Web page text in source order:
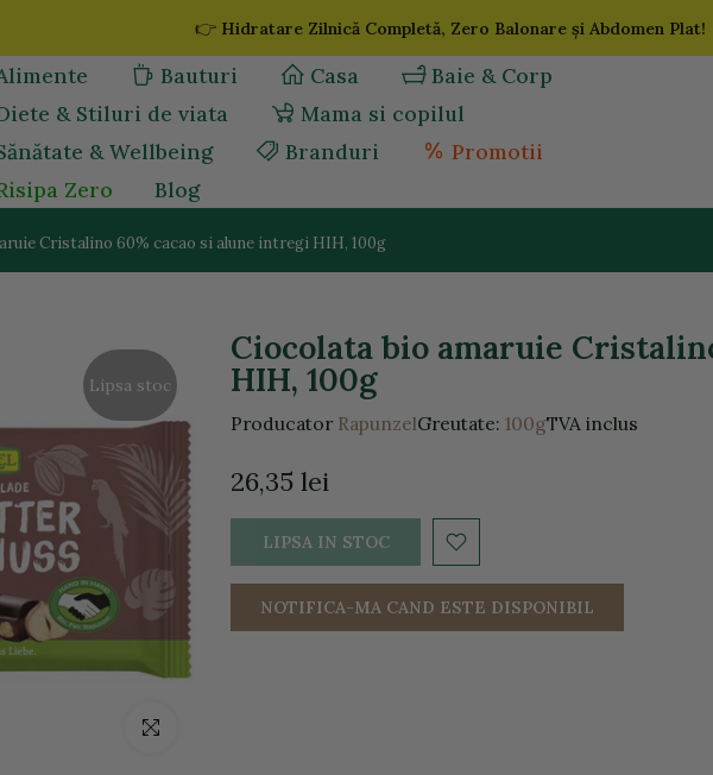
👉 Hidratare Zilnică Completă, Zero Balonare și Abdomen Plat!
Bauturi Casa
Baie & Corp
& Stiluri de viata
Mama si copilul
& Wellbeing
Branduri
Promotii
Zero
Blog
Cristalino 60% cacao si alune intregi HIH, 100g
Lipsa stoc
Click pentru a mari
Ciocolata bio amaruie
HIH, 100g
Producator RapunzelGreutate: 100gTVA inclus
26,35 lei
LIPSA IN STOC
NOTIFICA-MA CAND ESTE DISPONIBIL